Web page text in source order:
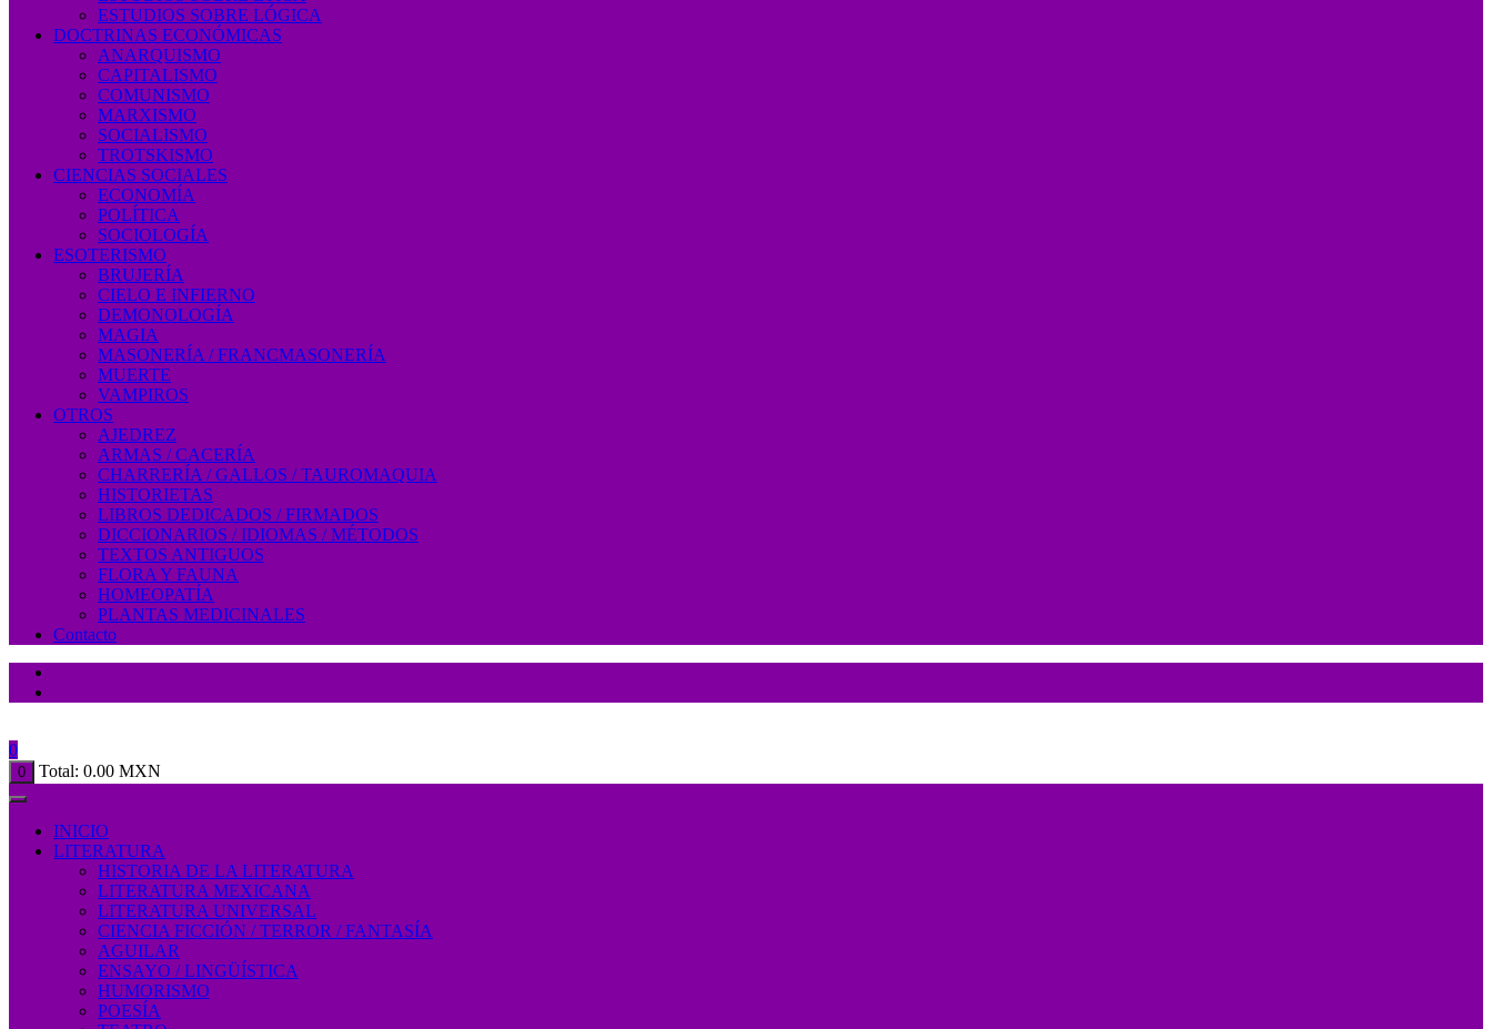
ESTUDIOS SOBRE LÓGICA
DOCTRINAS ECONÓMICAS
ANARQUISMO
CAPITALISMO
COMUNISMO
MARXISMO
SOCIALISMO
TROTSKISMO
CIENCIAS SOCIALES
ECONOMÍA
POLÍTICA
SOCIOLOGÍA
ESOTERISMO
BRUJERÍA
CIELO E INFIERNO
DEMONOLOGÍA
MAGIA
MASONERÍA / FRANCMASONERÍA
MUERTE
VAMPIROS
OTROS
AJEDREZ
ARMAS / CACERÍA
CHARRERÍA / GALLOS / TAUROMAQUIA
HISTORIETAS
LIBROS DEDICADOS / FIRMADOS
DICCIONARIOS / IDIOMAS / MÉTODOS
TEXTOS ANTIGUOS
FLORA Y FAUNA
HOMEOPATÍA
PLANTAS MEDICINALES
Contacto
0
0 Total: 0.00 MXN
INICIO
LITERATURA
HISTORIA DE LA LITERATURA
LITERATURA MEXICANA
LITERATURA UNIVERSAL
CIENCIA FICCIÓN / TERROR / FANTASÍA
AGUILAR
ENSAYO / LINGÜÍSTICA
HUMORISMO
POESÍA